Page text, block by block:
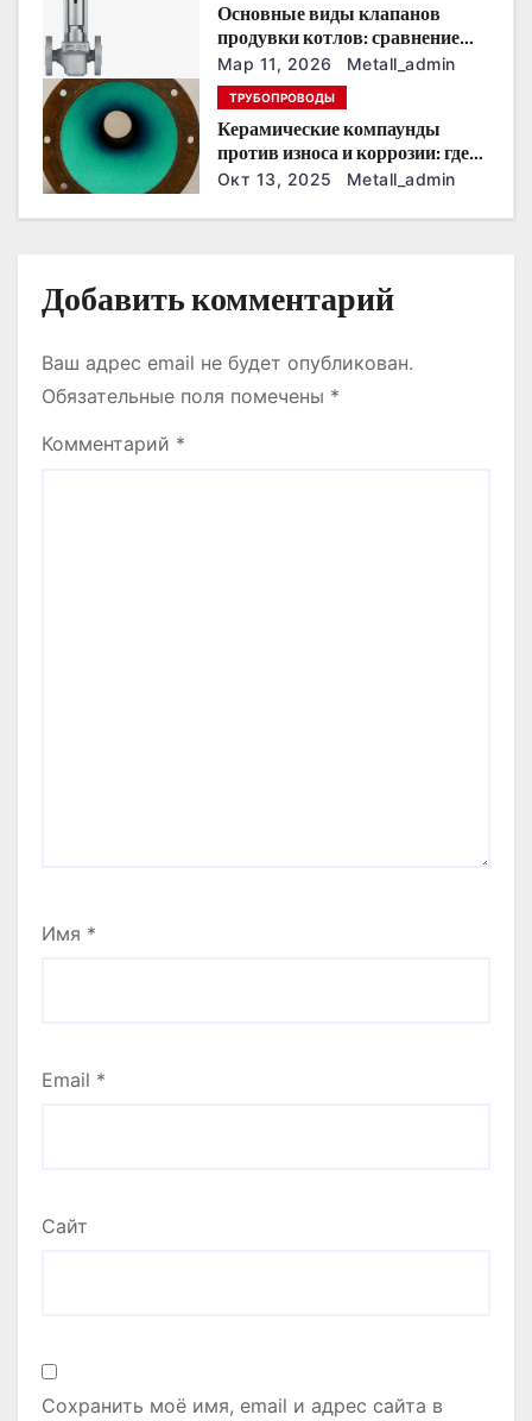
п
и
с
я
Основные виды клапанов
продувки котлов: сравнение
устройств и характеристик
Мар 11, 2026 Metall_admin
ТРУБОПРОВОДЫ
Керамические компаунды
против износа и коррозии: где
они работают эффективнее
Окт 13, 2025 Metall_admin
Добавить комментарий
Ваш адрес email не будет опубликован.
Обязательные поля помечены *
Комментарий *
Имя *
Email *
Сайт
Сохранить моё имя, email и адрес сайта в